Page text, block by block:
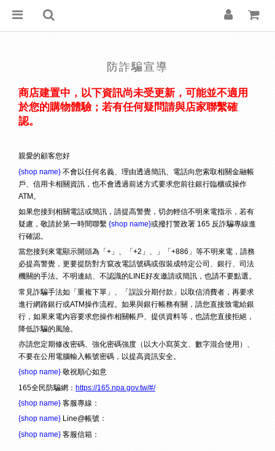
防詐騙宣導
商店建置中，以下資訊尚未受更新，可能並不適用
於您的購物體驗；若有任何疑問請與店家聯繫確
認。
親愛的顧客您好
{shop name} 不會以任何名義、理由透過簡訊、電話向您索取相關金融帳
戶、信用卡相關資訊，也不會透過前述方式要求您前往銀行臨櫃或操作
ATM。
如果您接到相關電話或簡訊，請提高警覺，切勿輕信不明來電指示，若有
疑慮，敬請於第一時間聯繫 {shop name}或撥打警政署 165 反詐騙專線進
行確認。
當您接到來電顯示開頭為「+」、「+2」、」「+886」等不明來電，請務
必提高警覺，更要提防對方竄改電話號碼或假裝成特定公司、銀行、司法
機關的手法。不明連結、不認識的LINE好友邀請或簡訊，也請不要點選。
常見詐騙手法如「重複下單」、「誤設分期付款」以取信消費者，再要求
進行網路銀行或ATM操作流程。如果與銀行帳務有關，請您直接致電給銀
行，如果來電內容要求您操作相關帳戶、提供資料等，也請您直接拒絕，
降低詐騙的風險。
亦請您定期修改密碼、強化密碼強度（以大小寫英文、數字混合使用）、
不要在公用電腦輸入帳號密碼，以提高資訊安全。
{shop name} 敬祝順心如意
165全民防騙網： https://165.npa.gov.tw/#/
{shop name} 客服專線：
{shop name} Line@帳號：
{shop name} 客服信箱：